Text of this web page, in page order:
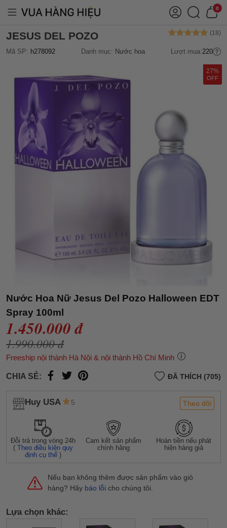
0
JESUS DEL POZO
Mã SP: h278092 Danh mục: Nước hoa Lượt mua:220
27%
OFF
Nước Hoa Nữ Jesus Del Pozo Halloween EDT
Spray 100ml
1.450.000 đ
1.990.000 đ
Freeship nội thành Hà Nội & nội thành Hồ Chí Minh
CHIA SẺ: ĐÃ THÍCH (705)
Huy USA 5 Theo dõi
Đỗi trả trong vòng 24h
(Theo điều kiện quy
định cụ thể )
Cam kết sản phẩm
chính hãng
Hoàn tiền nếu phát
hiện hàng giả
Nếu bạn không thêm được sản phẩm vào giỏ
hàng? Hãy báo lỗi cho chúng tôi.
Lựa chọn khác: